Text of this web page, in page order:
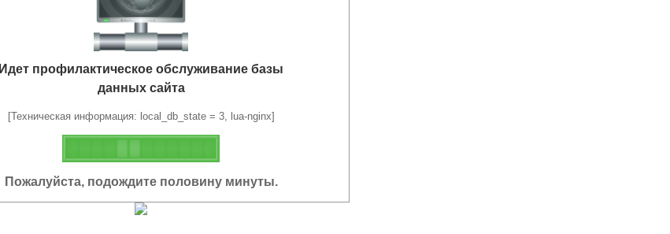
Идет профилактическое обслуживание базы
данных сайта
[Техническая информация: local_db_state = 3, lua-nginx]
Пожалуйста, подождите половину минуты.